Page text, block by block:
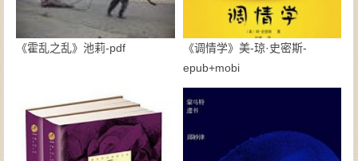
《霍乱之乱》池莉-pdf
《调情学》美-琼·史密斯-
epub+mobi